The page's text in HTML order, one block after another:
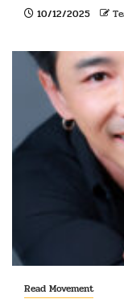
10/12/2025
Read Movement